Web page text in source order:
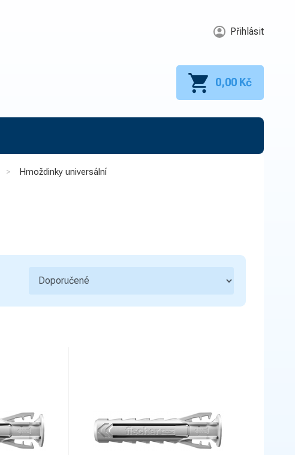
Přihlásit
0,00 Kč
Hmoždinky universální